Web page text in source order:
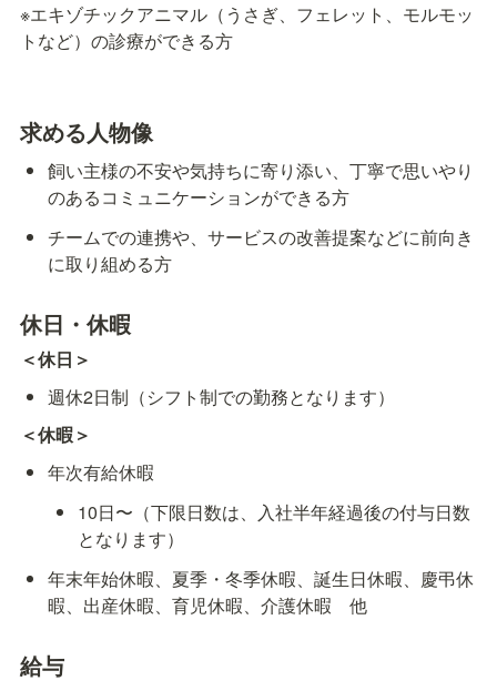
※エキゾチックアニマル（うさぎ、フェレット、モルモッ
トなど）の診療ができる方
求める人物像
飼い主様の不安や気持ちに寄り添い、丁寧で思いやり
のあるコミュニケーションができる方
チームでの連携や、サービスの改善提案などに前向き
に取り組める方
休日・休暇
＜休日＞
週休2日制（シフト制での勤務となります）
＜休暇＞
年次有給休暇
10日〜（下限日数は、入社半年経過後の付与日数
となります）
年末年始休暇、夏季・冬季休暇、誕生日休暇、慶弔休
暇、出産休暇、育児休暇、介護休暇　他
給与